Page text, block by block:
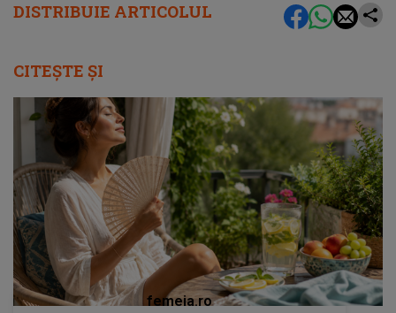
DISTRIBUIE ARTICOLUL
CITEȘTE ȘI
femeia.ro